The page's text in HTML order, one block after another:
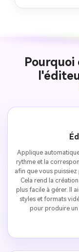
Applique
rythme et la
afin que vous
Cela rend la
plus facile à gérer. Il
styles et formats
pour produire un